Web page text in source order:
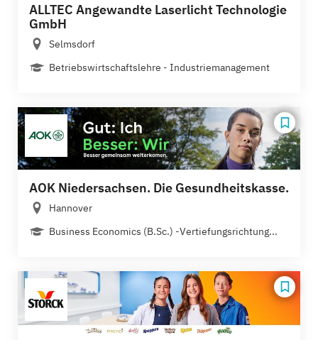
ALLTEC Angewandte Laserlicht Technologie
GmbH
Selmsdorf
Betriebswirtschaftslehre - Industriemanagement
AOK Niedersachsen. Die Gesundheitskasse.
Hannover
Business Economics (B.Sc.) -Vertiefungsrichtung...